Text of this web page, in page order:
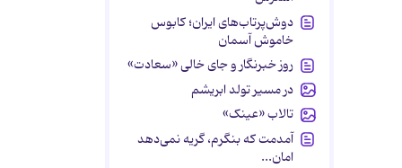
دوش‌پرتاب‌های ایران؛ کابوس
خاموش آسمان
روز خبرنگار و جای خالی «سعادت»
در مسیر تولد ابریشم
تالاب «عینک»
آمدمت که بنگرم، گریه نمی‌دهد
امان...